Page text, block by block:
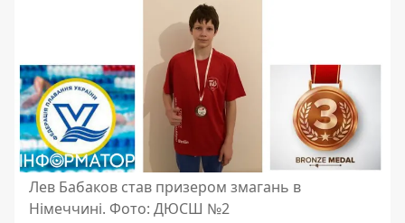
Лев Бабаков став призером змагань в
Німеччині. Фото: ДЮСШ №2